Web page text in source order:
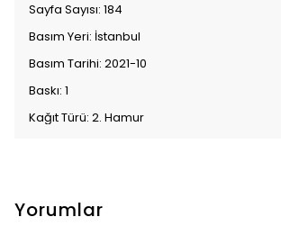
Sayfa Sayısı: 184
Basım Yeri: İstanbul
Basım Tarihi: 2021-10
Baskı: 1
Kağıt Türü: 2. Hamur
Yorumlar